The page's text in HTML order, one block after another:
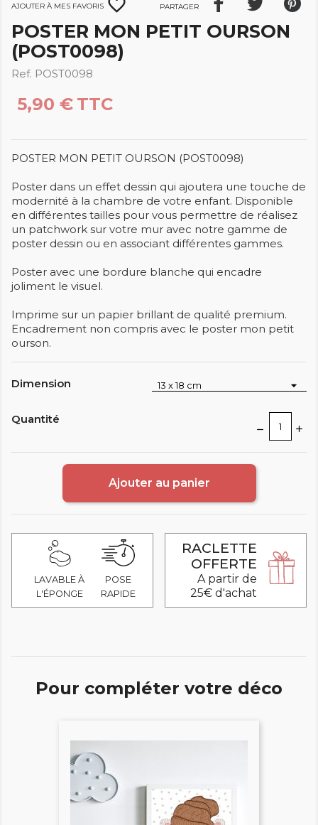
Ajouter à mes favoris favorite_border Partager
POSTER MON PETIT OURSON
(POST0098)
Ref. POST0098
5,90 € TTC
POSTER MON PETIT OURSON (POST0098)
Poster dans un effet dessin qui ajoutera une touche de
modernité à la chambre de votre enfant. Disponible
en différentes tailles pour vous permettre de réalisez
un patchwork sur votre mur avec notre gamme de
poster dessin ou en associant différentes gammes.
Poster avec une bordure blanche qui encadre
joliment le visuel.
Imprime sur un papier brillant de qualité premium.
Encadrement non compris avec le poster mon petit
ourson.
Dimension
Quantité
Ajouter au panier
LAVABLE À
L'ÉPONGE
POSE
RAPIDE
RACLETTE
OFFERTE
A partir de
25€ d'achat
Pour compléter votre déco